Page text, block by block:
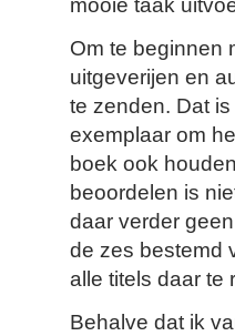
mooie taak
Om te beginnen
uitgeverijen en
te zenden. Dat
exemplaar om
boek ook
beoordelen is
daar verder
de zes bestemd
alle titels daar te
Behalve dat ik